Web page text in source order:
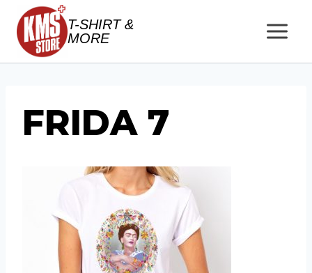
Salta
contenuto
T-SHIRT &
MORE
FRIDA 7